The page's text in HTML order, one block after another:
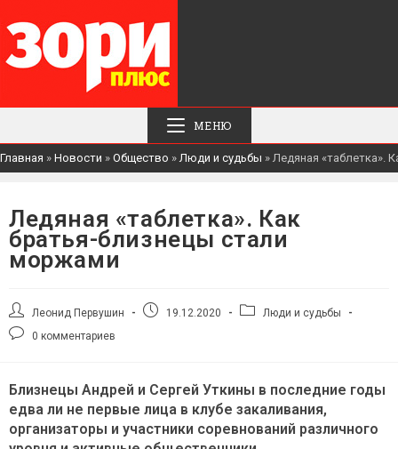
МЕНЮ
Главная » Новости » Общество »Люди и судьбы » Ледяная «таблетка».
Ледяная «таблетка». Как
братья-близнецы стали
моржами
Автор
записи:
Леонид Первушин
Запись19.12.2020
РубрикаЛюди и судьбы
Комментарии
0 комментариев
Близнецы Андрей и Сергей Уткины в последние годы
едва ли не первые лица в клубе закаливания,
организаторы и участники соревнований различного